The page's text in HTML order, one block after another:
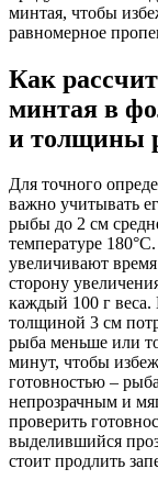
минтая, чтобы
равномерное
Как
минтая в
и толщины
Для точного
важно учитывать
рыбы до 2 см
температуре
увеличивают
сторону
каждый 100 г веса.
толщиной 3 см
рыба меньше или
минут, чтобы
готовностью –
непрозрачным и
проверить
выделившийся
стоит продлить